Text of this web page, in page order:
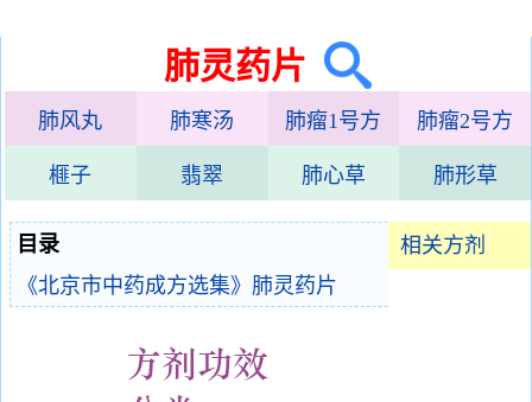
肺灵药片
肺风丸 肺寒汤 肺瘤1号方 肺瘤2号方
榧子 翡翠 肺心草 肺形草
相关方剂
目录
《北京市中药成方选集》肺灵药片